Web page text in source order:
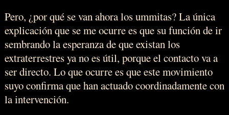
Pero, ¿por qué se van ahora los ummitas? La única
explicación que se me ocurre es que su función de ir
sembrando la esperanza de que existan los
extraterrestres ya no es útil, porque el contacto va a
ser directo. Lo que ocurre es que este movimiento
suyo confirma que han actuado coordinadamente con
la intervención.